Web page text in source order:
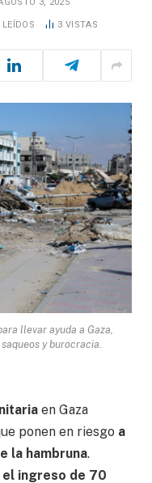
3, 2025
3 VISTAS
llevar ayuda a Gaza,
y burocracia.
en Gaza
ponen en riesgo a
la hambruna.
ingreso de 70